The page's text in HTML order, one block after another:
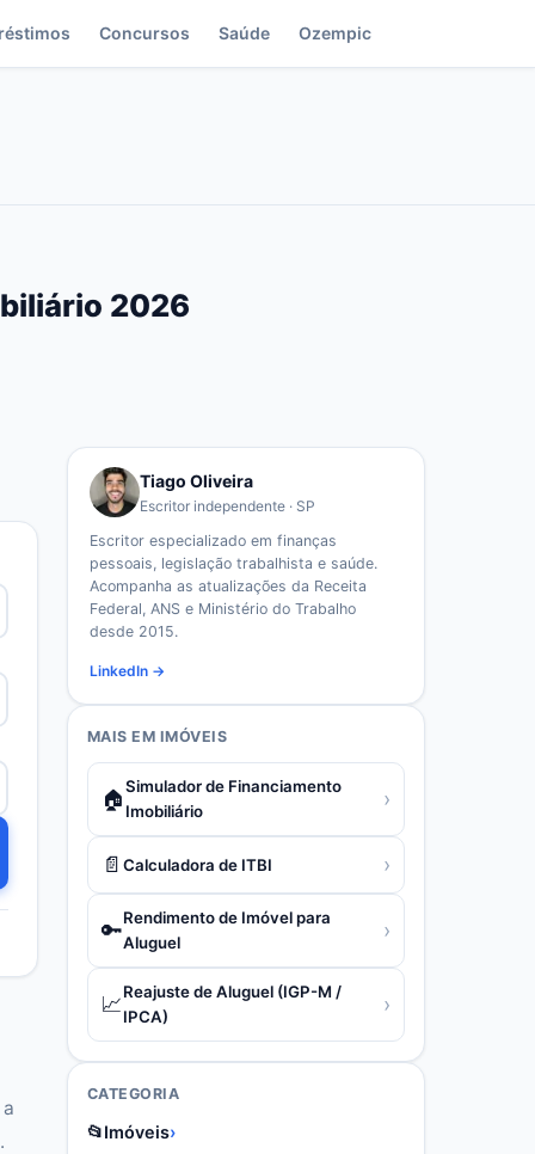
Concursos Saúde Ozempic
2026
Tiago Oliveira
Escritor independente · SP
Escritor especializado em finanças
pessoais, legislação trabalhista e saúde.
Acompanha as atualizações da Receita
Federal, ANS e Ministério do Trabalho
desde 2015.
LinkedIn →
MAIS EM IMÓVEIS
🏠Simulador de Financiamento
Imobiliário
›
📄 Calculadora de ITBI ›
🔑Rendimento de Imóvel para
Aluguel
›
📈Reajuste de Aluguel (IGP-M /
IPCA)
›
CATEGORIA
📂Imóveis›